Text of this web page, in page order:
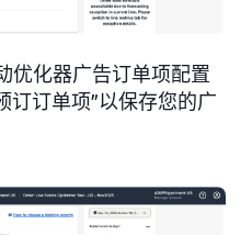
优化器广告订单项配置
订订单项”以保存您的广